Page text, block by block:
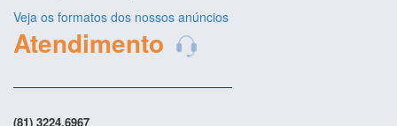
Veja os formatos dos nossos anúncios
Atendimento
(81) 3224.6967